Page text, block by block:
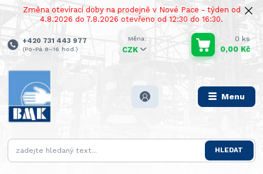
Změna otevírací doby na prodejně v Nové Pace - týden od
4.8.2026 do 7.8.2026 otevřeno od 12:30 do 16:30.
Menu
CZK
HLEDAT
+420 731 443 977
(Po-Pá 8–16 hod.)
0 ks
0,00 Kč